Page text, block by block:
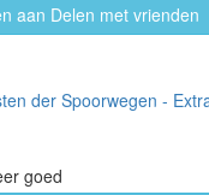
aan Delen met vrienden
der Spoorwegen -
goed